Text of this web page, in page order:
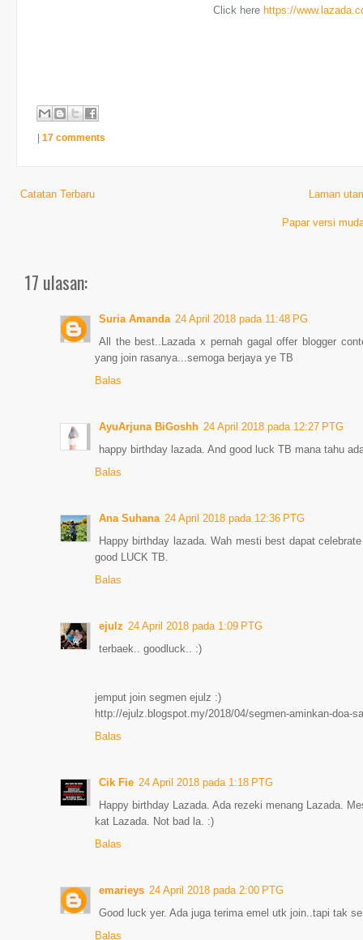
Click here https://
| 17 comments
Catatan Terbaru Laman
Papar versi
17 ulasan:
Suria Amanda 24 April 2018 pada 11:48 PG
All the best..Lazada x pernah gagal offer blogger
yang join rasanya...semoga berjaya ye TB
Balas
AyuArjuna BiGoshh 24 April 2018 pada 12:27 PTG
happy birthday lazada. And good luck TB mana tahu
Balas
Ana Suhana 24 April 2018 pada 12:36 PTG
Happy birthday lazada. Wah mesti best dapat
good LUCK TB.
Balas
ejulz 24 April 2018 pada 1:09 PTG
terbaek.. goodluck.. :)
jemput join segmen ejulz :)
http://ejulz.blogspot.my/2018/04/segmen-aminkan-doa-
Balas
Cik Fie 24 April 2018 pada 1:18 PTG
Happy birthday Lazada. Ada rezeki menang Lazada.
kat Lazada. Not bad la. :)
Balas
emarieys 24 April 2018 pada 2:00 PTG
Good luck yer. Ada juga terima emel utk join..tapi tak
Balas